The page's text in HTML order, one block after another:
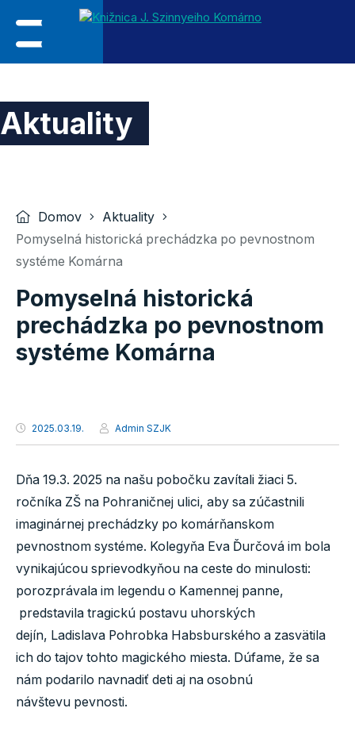
Aktuality
Domov
Aktuality
Pomyselná historická prechádzka po pevnostnom
systéme Komárna
Pomyselná historická
prechádzka po pevnostnom
systéme Komárna
2025.03.19. Admin SZJK
Dňa 19.3. 2025 na našu pobočku zavítali žiaci 5.
ročníka ZŠ na Pohraničnej ulici, aby sa zúčastnili
imaginárnej prechádzky po komárňanskom
pevnostnom systéme. Kolegyňa Eva Ďurčová im bola
vynikajúcou sprievodkyňou na ceste do minulosti:
porozprávala im legendu o Kamennej panne,
predstavila tragickú postavu uhorských
dejín, Ladislava Pohrobka Habsburského a zasvätila
ich do tajov tohto magického miesta. Dúfame, že sa
nám podarilo navnadiť deti aj na osobnú
návštevu pevnosti.